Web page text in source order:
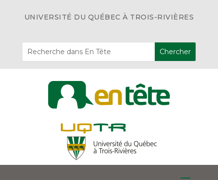
UNIVERSITÉ DU QUÉBEC À TROIS-RIVIÈRES